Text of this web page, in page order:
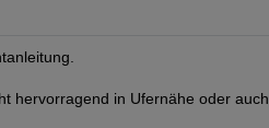
hervorragend in Ufernähe oder auch